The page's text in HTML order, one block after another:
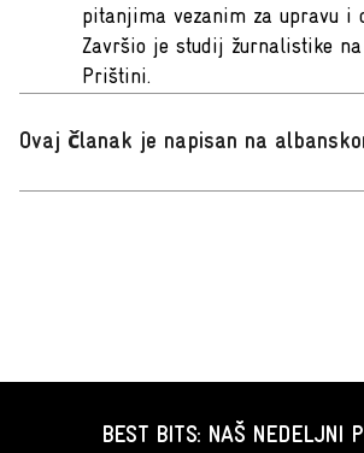
pitanjima vezanim za upravu i
Završio je studij žurnalistike
Prištini.
Ovaj članak je napisan na
BEST BITS: NAŠ NEDELJNI